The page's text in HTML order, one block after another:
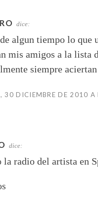
dice:
algun tiempo lo que
mis amigos a la lista
siempre aciertan
30 DICIEMBRE DE 2010 A
dice:
la radio del artista en